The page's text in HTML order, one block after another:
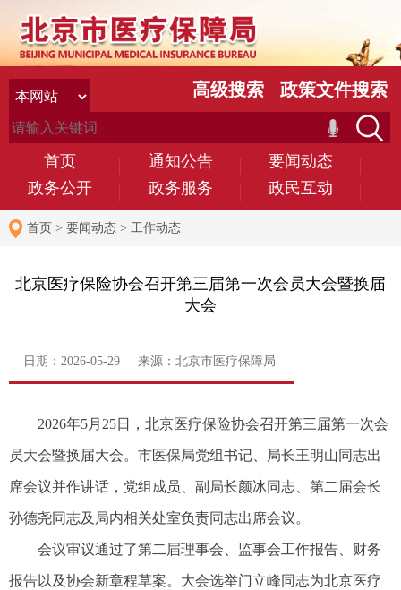
首页 通知公告
要闻动态
政务公开
政务服务 政民互动
高级搜索 政策文件搜索
首页 > 要闻动态 > 工作动态
北京医疗保险协会召开第三届第一次会员大会暨换届
大会
日期：2026-05-29 来源：北京市医疗保障局
2026年5月25日，北京医疗保险协会召开第三届第一次会
员大会暨换届大会。市医保局党组书记、局长王明山同志出
席会议并作讲话，党组成员、副局长颜冰同志、第二届会长
孙德尧同志及局内相关处室负责同志出席会议。
会议审议通过了第二届理事会、监事会工作报告、财务
报告以及协会新章程草案。大会选举门立峰同志为北京医疗